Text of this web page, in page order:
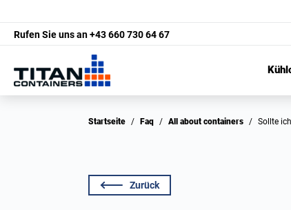
Rufen Sie uns an+43 660 730 64 67
Startseite / Faq / All about containers / Sollte
Zurück